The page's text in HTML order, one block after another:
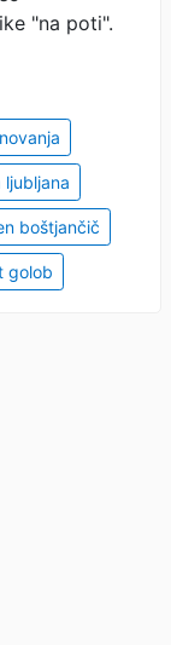
"na poti".
ljubljana
boštjančič
golob